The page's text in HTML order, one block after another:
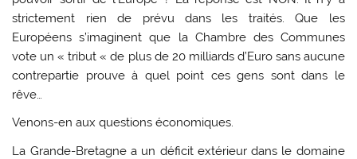
strictement rien de prévu dans les traités. Que les
Européens s’imaginent que la Chambre des Communes
vote un « tribut « de plus de 20 milliards d’Euro sans aucune
contrepartie prouve à quel point ces gens sont dans le
rêve…
Venons-en aux questions économiques.
La Grande-Bretagne a un déficit extérieur dans le domaine